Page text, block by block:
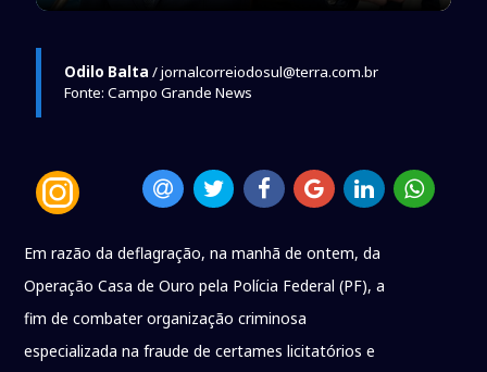
Odilo Balta / jornalcorreiodosul@terra.com.br
Fonte: Campo Grande News
Em razão da deflagração, na manhã de ontem, da
Operação Casa de Ouro pela Polícia Federal (PF), a
fim de combater organização criminosa
especializada na fraude de certames licitatórios e